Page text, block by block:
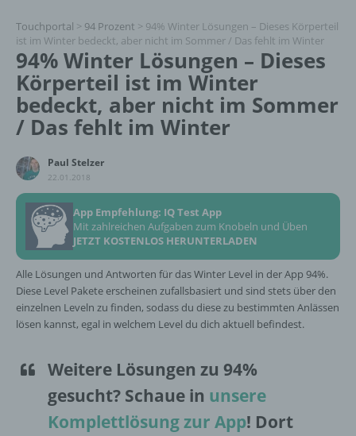
Touchportal > 94 Prozent > 94% Winter Lösungen – Dieses Körperteil
ist im Winter bedeckt, aber nicht im Sommer / Das fehlt im Winter
94% Winter Lösungen – Dieses
Körperteil ist im Winter
bedeckt, aber nicht im Sommer
/ Das fehlt im Winter
Paul Stelzer
22.01.2018
App Empfehlung: IQ Test App
Mit zahlreichen Aufgaben zum Knobeln und Üben
JETZT KOSTENLOS HERUNTERLADEN
Alle Lösungen und Antworten für das Winter Level in der App 94%.
Diese Level Pakete erscheinen zufallsbasiert und sind stets über den
einzelnen Leveln zu finden, sodass du diese zu bestimmten Anlässen
lösen kannst, egal in welchem Level du dich aktuell befindest.
Weitere Lösungen zu 94%
gesucht? Schaue in unsere
Komplettlösung zur App! Dort